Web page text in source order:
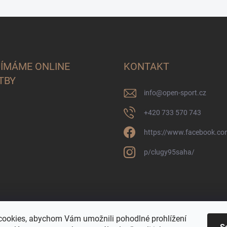
abychom Vám umožnili pohodlné prohlížení
ONLINE
KONTAKT
info@open-sport.cz
+420 733 570 743
https://
p/clugy95saha/